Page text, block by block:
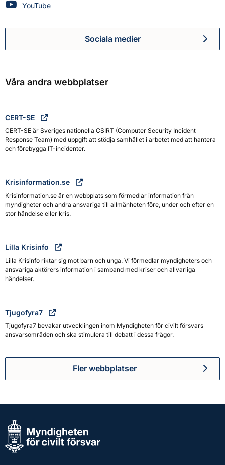
Myndigheten för civilt försvar på
YouTube
Myndigheten för civilt
Sociala medier
Våra andra webbplatser
CERT-SE
CERT-SE är Sveriges nationella CSIRT (Computer Security Incident
Response Team) med uppgift att stödja samhället i arbetet med att hantera
och förebygga IT-incidenter.
Krisinformation.se
Krisinformation.se är en webbplats som förmedlar information från
myndigheter och andra ansvariga till allmänheten före, under och efter en
stor händelse eller kris.
Lilla Krisinfo
Lilla Krisinfo riktar sig mot barn och unga. Vi förmedlar myndigheters och
ansvariga aktörers information i samband med kriser och allvarliga
händelser.
Tjugofyra7
Tjugofyra7 bevakar utvecklingen inom Myndigheten för civilt försvars
ansvarsområden och ska stimulera till debatt i dessa frågor.
Fler webbplatser